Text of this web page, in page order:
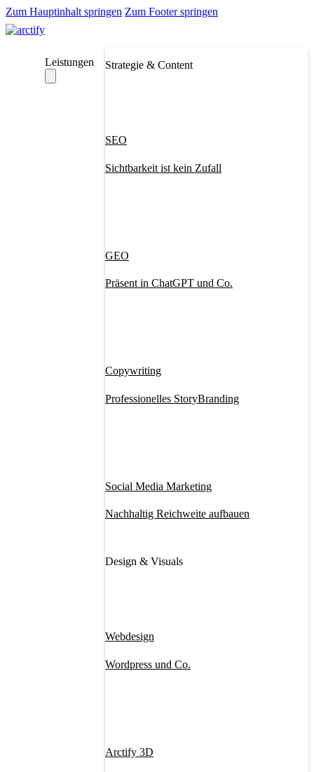
Zum Hauptinhalt springen Zum Footer springen
Leistungen Strategie & Content
SEO
Sichtbarkeit ist kein Zufall
GEO
Präsent in ChatGPT und Co.
Copywriting
Professionelles StoryBranding
Social Media Marketing
Nachhaltig Reichweite aufbauen
Design & Visuals
Webdesign
Wordpress und Co.
Arctify 3D